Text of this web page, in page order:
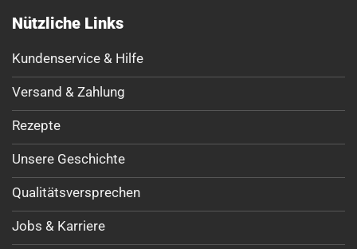
Nützliche Links
Kundenservice & Hilfe
Versand & Zahlung
Rezepte
Unsere Geschichte
Qualitätsversprechen
Jobs & Karriere